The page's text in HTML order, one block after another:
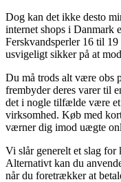
Dog kan det ikke desto
internet shops i Danmark
Ferskvandsperler 16 til
usvigeligt sikker på at
Du må trods alt være obs
frembyder deres varer til
det i nogle tilfælde være
virksomhed. Køb med
værner dig imod uægte
Vi slår generelt et slag
Alternativt kan du
når du foretrækker at